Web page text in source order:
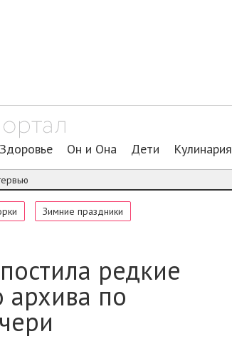
Здоровье Он и Она Дети Кулинария
Зимние праздники
редкие
архива по